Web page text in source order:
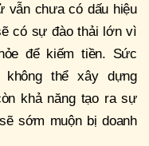
vẫn chưa có dấu hiệu
có sự đào thải lớn vì
để kiếm tiền. Sức
thể xây dựng
khả năng tạo ra sự
sớm muộn bị doanh